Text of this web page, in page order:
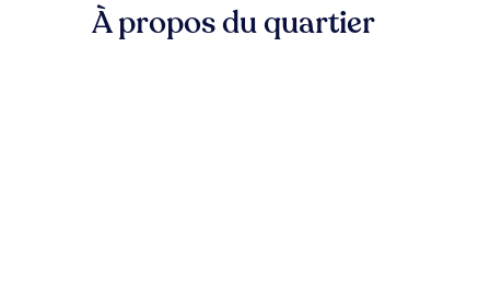
À propos du quartier